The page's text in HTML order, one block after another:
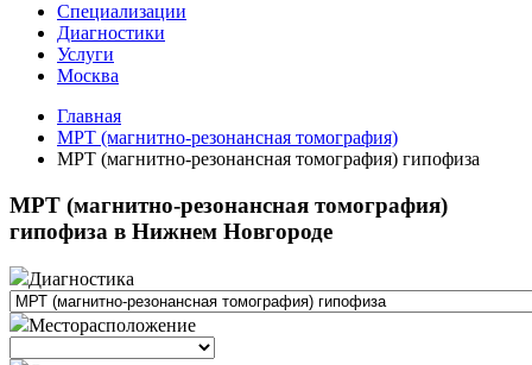
Специализации
Диагностики
Услуги
Москва
Главная
МРТ (магнитно-резонансная томография)
МРТ (магнитно-резонансная томография) гипофиза
МРТ (магнитно-резонансная томография)
гипофиза в Нижнем Новгороде
Диагностика
Месторасположение